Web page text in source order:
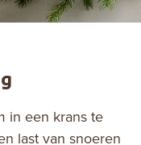
in een krans te
last van snoeren